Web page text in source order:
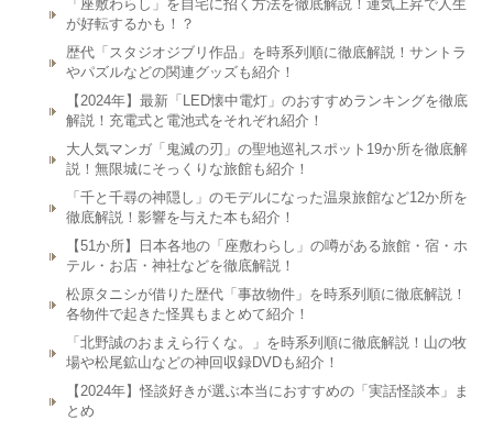
「座敷わらし」を自宅に招く方法を徹底解説！運気上昇で人生
が好転するかも！？
歴代「スタジオジブリ作品」を時系列順に徹底解説！サントラ
やパズルなどの関連グッズも紹介！
【2024年】最新「LED懐中電灯」のおすすめランキングを徹底
解説！充電式と電池式をそれぞれ紹介！
大人気マンガ「鬼滅の刃」の聖地巡礼スポット19か所を徹底解
説！無限城にそっくりな旅館も紹介！
「千と千尋の神隠し」のモデルになった温泉旅館など12か所を
徹底解説！影響を与えた本も紹介！
【51か所】日本各地の「座敷わらし」の噂がある旅館・宿・ホ
テル・お店・神社などを徹底解説！
松原タニシが借りた歴代「事故物件」を時系列順に徹底解説！
各物件で起きた怪異もまとめて紹介！
「北野誠のおまえら行くな。」を時系列順に徹底解説！山の牧
場や松尾鉱山などの神回収録DVDも紹介！
【2024年】怪談好きが選ぶ本当におすすめの「実話怪談本」ま
とめ